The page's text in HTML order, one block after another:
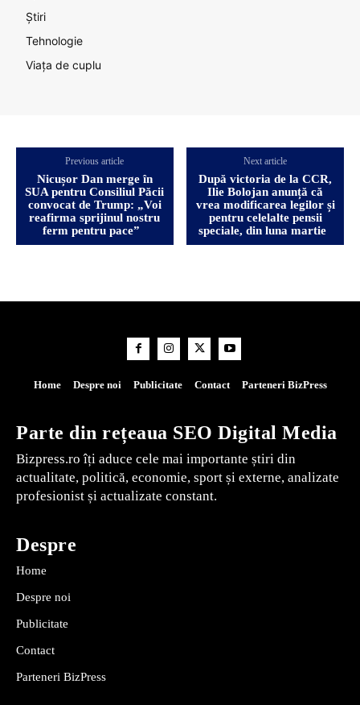
Știri
Tehnologie
Viața de cuplu
Previous article
Nicușor Dan merge în
SUA pentru Consiliul Păcii
convocat de Trump: „Voi
reafirma sprijinul nostru
ferm pentru pace”
Next article
După victoria de la CCR,
Ilie Bolojan anunță că
vrea modificarea legilor și
pentru celelalte pensii
speciale, din luna martie
Home Despre noi Publicitate Contact Parteneri BizPress
Parte din rețeaua SEO Digital Media
Bizpress.ro îți aduce cele mai importante știri din
actualitate, politică, economie, sport și externe, analizate
profesionist și actualizate constant.
Despre
Home
Despre noi
Publicitate
Contact
Parteneri BizPress